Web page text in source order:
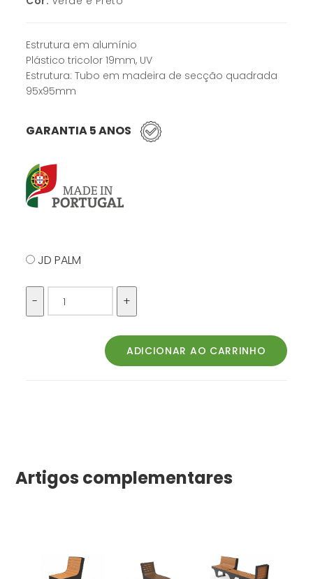
Estrutura em alumínio
Plástico tricolor 19mm, UV
Estrutura: Tubo em madeira de secção quadrada
95x95mm
GARANTIA 5 ANOS
JD PALM
Artigos complementares